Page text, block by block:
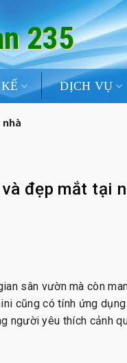
235
DỊCH VỤ
đẹp mắt tại
sân vườn mà còn
cũng có tính ứng
người yêu thích cảnh